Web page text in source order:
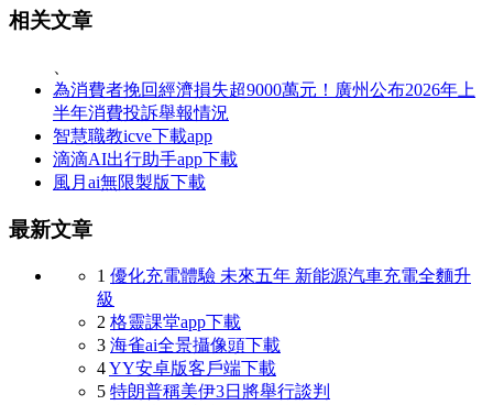
相关文章
為消費者挽回經濟損失超9000萬元！廣州公布2026年上
半年消費投訴舉報情況
智慧職教icve下載app
滴滴AI出行助手app下載
風月ai無限製版下載
最新文章
1 優化充電體驗 未來五年 新能源汽車充電全麵升
級
2 格靈課堂app下載
3 海雀ai全景攝像頭下載
4YY安卓版客戶端下載
5 特朗普稱美伊3日將舉行談判